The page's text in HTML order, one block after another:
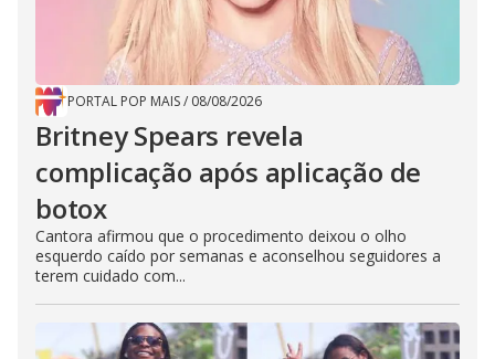
PORTAL POP MAIS/ 08/08/2026
Britney Spears revela
complicação após aplicação de
botox
Cantora afirmou que o procedimento deixou o olho
esquerdo caído por semanas e aconselhou seguidores a
terem cuidado com...